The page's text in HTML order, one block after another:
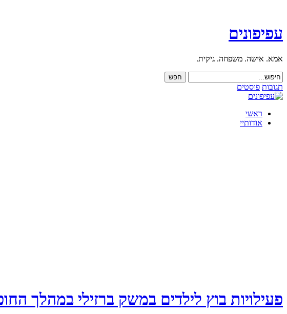
עפיפונים
אמא. אישה. משפחה. גיקית.
תגובות פוסטים
ראשי
אודותיי
פעילויות בוץ לילדים במשק ברזילי במהלך